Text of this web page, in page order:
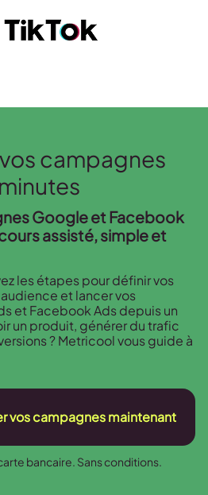
campagnes
Google et Facebook
assisté, simple et
les étapes pour définir vos
et lancer vos
et Facebook Ads depuis un
un produit, générer du trafic
? Metricool vous guide à
vos campagnes maintenant
bancaire. Sans conditions.